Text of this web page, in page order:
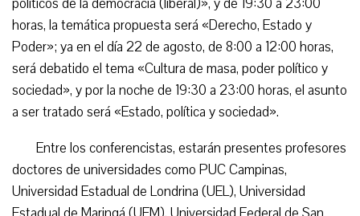
horas, la temática propuesta será «Derecho, Estado y
Poder»; ya en el día 22 de agosto, de 8:00 a 12:00 horas,
será debatido el tema «Cultura de masa, poder político y
sociedad», y por la noche de 19:30 a 23:00 horas, el asunto
a ser tratado será «Estado, política y sociedad».
Entre los conferencistas, estarán presentes profesores
doctores de universidades como PUC Campinas,
Universidad Estadual de Londrina (UEL), Universidad